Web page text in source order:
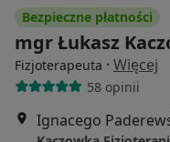
Bezpieczne płatności
mgr Łukasz
Fizjoterapeuta · Więcej
58 opinii
Ignacego